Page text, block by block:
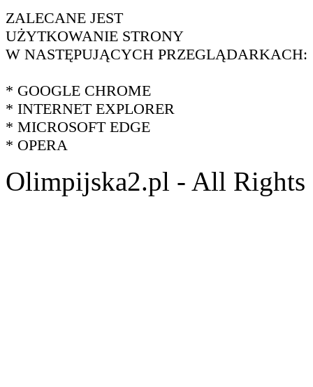
ZALECANE JEST
UŻYTKOWANIE STRONY
W NASTĘPUJĄCYCH PRZEGLĄDARKACH:
* GOOGLE CHROME
* INTERNET EXPLORER
* MICROSOFT EDGE
* OPERA
Olimpijska2.pl - All Rights